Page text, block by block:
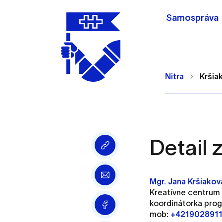
Samospráva
Nitra
Detail
Mgr. Jana
Kreatívne centrum
koordinátorka
mob:
Nastavenie cookies
Cookies sú malé
Používajú sa napríklad k
Vaša voľba v tomto okne.